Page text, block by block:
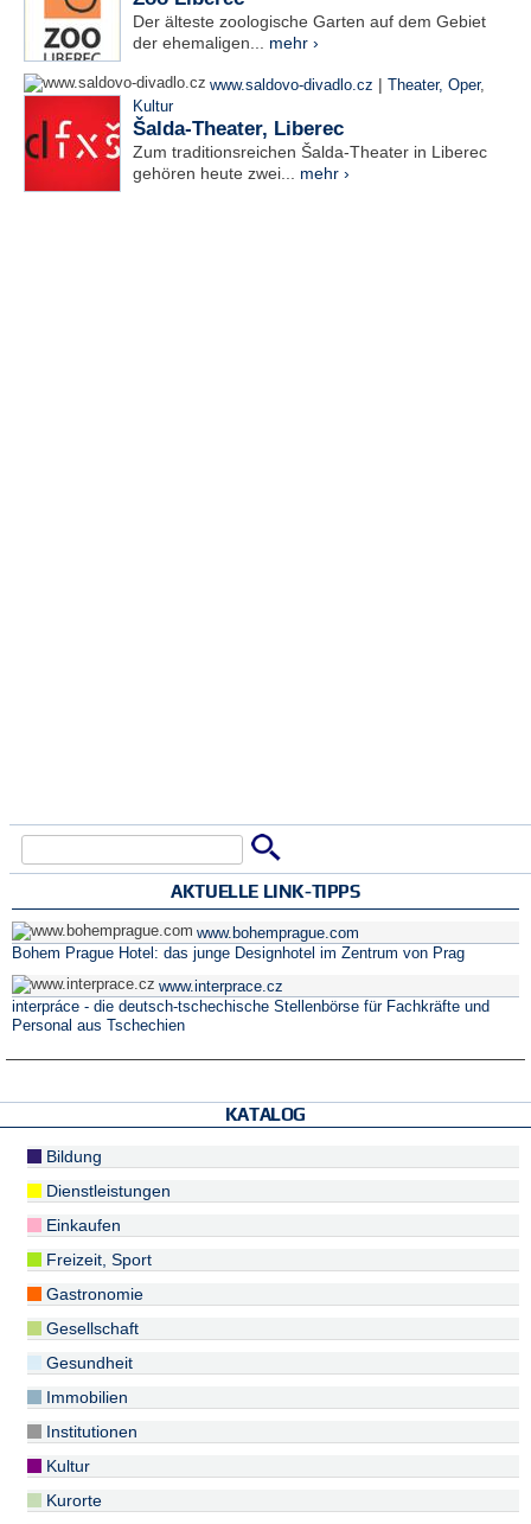
Der älteste zoologische Garten auf dem Gebiet
der ehemaligen... mehr ›
www.saldovo-divadlo.cz | Theater, Oper,
Kultur
Šalda-Theater, Liberec
Zum traditionsreichen Šalda-Theater in Liberec
gehören heute zwei... mehr ›
AKTUELLE LINK-TIPPS
www.bohemprague.com
Bohem Prague Hotel: das junge Designhotel im Zentrum von Prag
www.interprace.cz
interpráce - die deutsch-tschechische Stellenbörse für Fachkräfte und
Personal aus Tschechien
KATALOG
Bildung
Dienstleistungen
Einkaufen
Freizeit, Sport
Gastronomie
Gesellschaft
Gesundheit
Immobilien
Institutionen
Kultur
Kurorte